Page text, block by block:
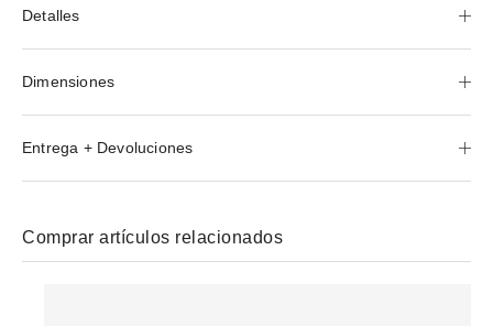
Detalles
Dimensiones
Entrega + Devoluciones
Comprar artículos relacionados